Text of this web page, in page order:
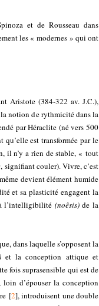
et de Rousseau dans
les « modernes » qui ont
Aristote (384-322 av. J.C.),
notion de rythmicité dans la
par Héraclite (né vers 500
qu’elle est transformée par le
il n’y a rien de stable, « tout
, signifiant couler). Vivre, c’est
devient élément humide
et sa plasticité engagent la
l’intelligibilité (noêsis)de la
dans laquelle s’opposent la
et la conception attique et
fois suprasensible qui est de
loin d’épouser la conception
[2], introduisent une double